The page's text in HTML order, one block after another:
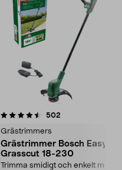
502
Grästrimmers
Grästrimmer Bosch Easy
Grasscut 18-230
Trimma smidigt och enkelt med en
4.5 av 5 stjärnor